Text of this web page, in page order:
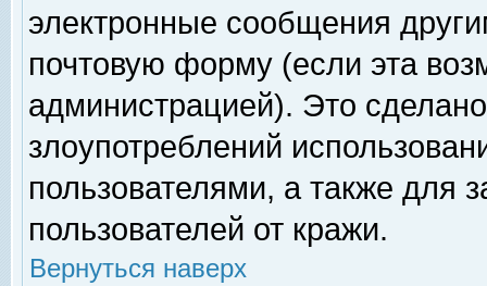
электронные сообщения
почтовую форму (если эта
администрацией). Это
злоупотреблений
пользователями, а также для
пользователей от кражи.
Вернуться наверх